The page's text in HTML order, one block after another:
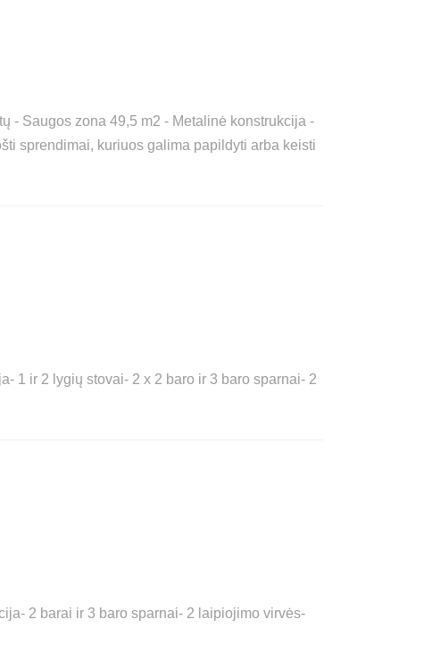
- Saugos zona 49,5 m2 - Metalinė konstrukcija -
sprendimai, kuriuos galima papildyti arba keisti
1 ir 2 lygių stovai- 2 x 2 baro ir 3 baro sparnai- 2
2 barai ir 3 baro sparnai- 2 laipiojimo virvės-